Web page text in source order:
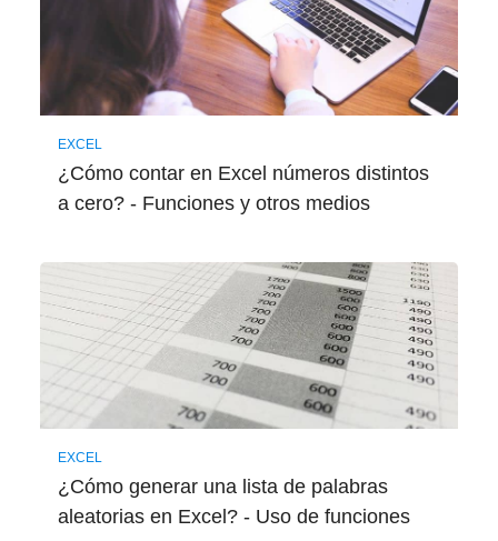
EXCEL
¿Cómo contar en Excel números distintos
a cero? - Funciones y otros medios
EXCEL
¿Cómo generar una lista de palabras
aleatorias en Excel? - Uso de funciones